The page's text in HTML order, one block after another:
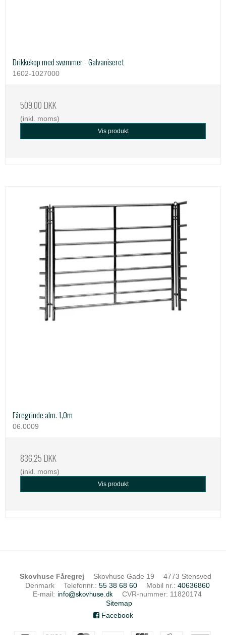
Drikkekop med svømmer - Galvaniseret
1602-1027000
509,00 DKK
(inkl. moms)
Vis produkt
Fåregrinde alm. 1,0m
06.0009
836,25 DKK
(inkl. moms)
Vis produkt
Skovhuse Fåregrej Skovhuse Gade 19
4773 Stensved
Denmark
Telefonnr. : 55 38 68 60 Mobil nr. : 40636860
E-mail: CVR-nummer: 11820174
Sitemap
Facebook